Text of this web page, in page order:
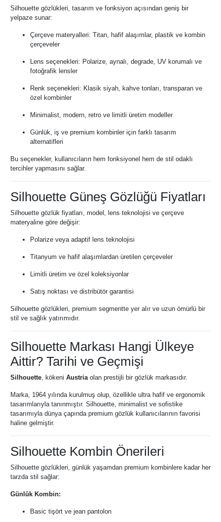
Silhouette gözlükleri, tasarım ve fonksiyon açısından geniş bir
yelpaze sunar:
Çerçeve materyalleri: Titan, hafif alaşımlar, plastik ve kombin
çerçeveler
Lens seçenekleri: Polarize, aynalı, degrade, UV korumalı ve
fotoğrafik lensler
Renk seçenekleri: Klasik siyah, kahve tonları, transparan ve
özel kombinler
Minimalist, modern, retro ve limitli üretim modeller
Günlük, iş ve premium kombinler için farklı tasarım
alternatifleri
Bu seçenekler, kullanıcıların hem fonksiyonel hem de stil odaklı
tercihler yapmasını sağlar.
Silhouette Güneş Gözlüğü Fiyatları
Silhouette gözlük fiyatları, model, lens teknolojisi ve çerçeve
materyaline göre değişir:
Polarize veya adaptif lens teknolojisi
Titanyum ve hafif alaşımlardan üretilen çerçeveler
Limitli üretim ve özel koleksiyonlar
Satış noktası ve distribütör garantisi
Silhouette gözlükleri, premium segmentte yer alır ve uzun ömürlü bir
stil ve sağlık yatırımıdır.
Silhouette Markası Hangi Ülkeye
Aittir? Tarihi ve Geçmişi
Silhouette , kökeni Austria olan prestijli bir gözlük markasıdır.
Marka, 1964 yılında kurulmuş olup, özellikle ultra hafif ve ergonomik
tasarımlarıyla tanınmıştır. Silhouette, minimalist ve sofistike
tasarımıyla dünya çapında premium gözlük kullanıcılarının favorisi
haline gelmiştir.
Silhouette Kombin Önerileri
Silhouette gözlükleri, günlük yaşamdan premium kombinlere kadar her
tarzda stil sağlar:
Günlük Kombin:
Basic tişört ve jean pantolon